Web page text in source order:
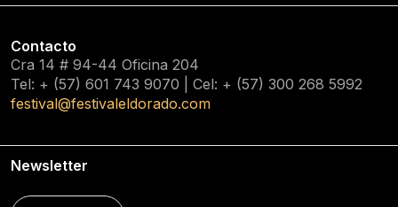
Contacto
Cra 14 # 94-44 Oficina 204
Tel: + (57) 601 743 9070 | Cel: + (57) 300 268 5992
festival@festivaleldorado.com
Newsletter